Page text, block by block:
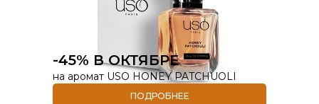
-45% В ОКТЯБРЕ
на аромат USO HONEY PATCHUOLI
ПОДРОБНЕЕ